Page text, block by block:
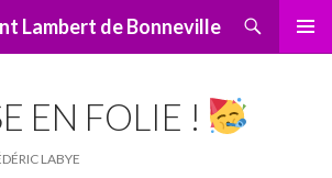
Lambert de Bonneville
EN FOLIE !
LABYE